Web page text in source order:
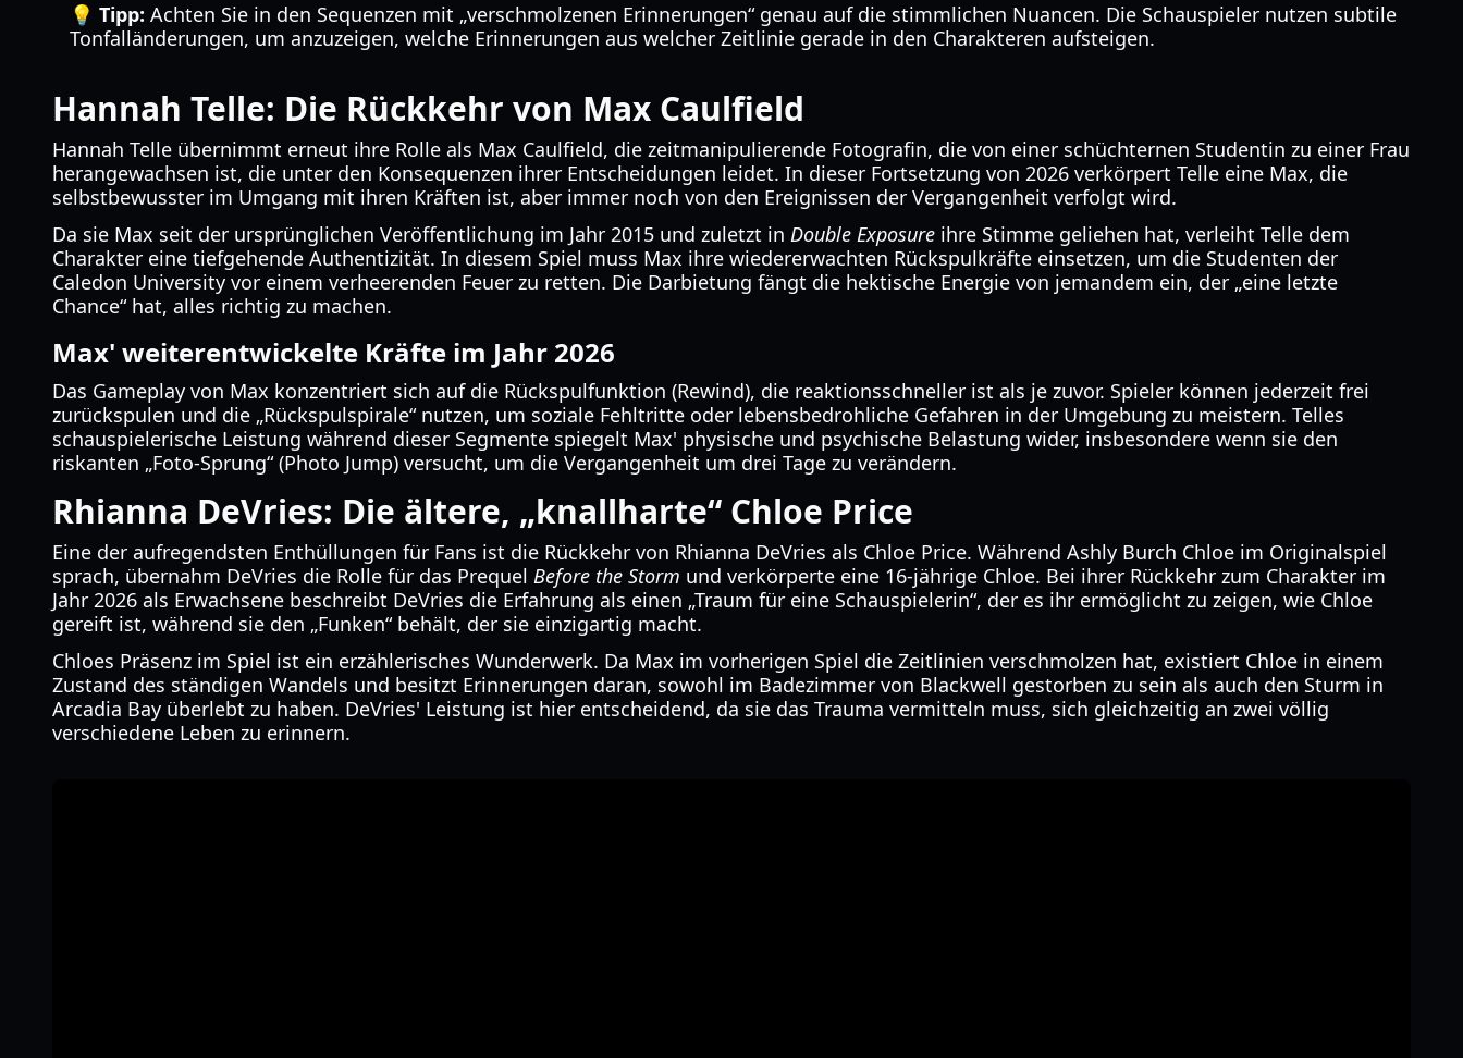
💡 Tipp: Achten Sie in den Sequenzen mit „verschmolzenen Erinnerungen“ genau auf die stimmlichen Nuancen. Die Schauspieler nutzen subtile
Tonfalländerungen, um anzuzeigen, welche Erinnerungen aus welcher Zeitlinie gerade in den Charakteren aufsteigen.
Hannah Telle: Die Rückkehr von Max Caulfield
Hannah Telle übernimmt erneut ihre Rolle als Max Caulfield, die zeitmanipulierende Fotografin, die von einer schüchternen Studentin zu einer Frau
herangewachsen ist, die unter den Konsequenzen ihrer Entscheidungen leidet. In dieser Fortsetzung von 2026 verkörpert Telle eine Max, die
selbstbewusster im Umgang mit ihren Kräften ist, aber immer noch von den Ereignissen der Vergangenheit verfolgt wird.
Da sie Max seit der ursprünglichen Veröffentlichung im Jahr 2015 und zuletzt in Double Exposure ihre Stimme geliehen hat, verleiht Telle dem
Charakter eine tiefgehende Authentizität. In diesem Spiel muss Max ihre wiedererwachten Rückspulkräfte einsetzen, um die Studenten der
Caledon University vor einem verheerenden Feuer zu retten. Die Darbietung fängt die hektische Energie von jemandem ein, der „eine letzte
Chance“ hat, alles richtig zu machen.
Max' weiterentwickelte Kräfte im Jahr 2026
Das Gameplay von Max konzentriert sich auf die Rückspulfunktion (Rewind), die reaktionsschneller ist als je zuvor. Spieler können jederzeit frei
zurückspulen und die „Rückspulspirale“ nutzen, um soziale Fehltritte oder lebensbedrohliche Gefahren in der Umgebung zu meistern. Telles
schauspielerische Leistung während dieser Segmente spiegelt Max' physische und psychische Belastung wider, insbesondere wenn sie den
riskanten „Foto-Sprung“ (Photo Jump) versucht, um die Vergangenheit um drei Tage zu verändern.
Rhianna DeVries: Die ältere, „knallharte“ Chloe Price
Eine der aufregendsten Enthüllungen für Fans ist die Rückkehr von Rhianna DeVries als Chloe Price. Während Ashly Burch Chloe im Originalspiel
sprach, übernahm DeVries die Rolle für das Prequel Before the Storm und verkörperte eine 16-jährige Chloe. Bei ihrer Rückkehr zum Charakter im
Jahr 2026 als Erwachsene beschreibt DeVries die Erfahrung als einen „Traum für eine Schauspielerin“, der es ihr ermöglicht zu zeigen, wie Chloe
gereift ist, während sie den „Funken“ behält, der sie einzigartig macht.
Chloes Präsenz im Spiel ist ein erzählerisches Wunderwerk. Da Max im vorherigen Spiel die Zeitlinien verschmolzen hat, existiert Chloe in einem
Zustand des ständigen Wandels und besitzt Erinnerungen daran, sowohl im Badezimmer von Blackwell gestorben zu sein als auch den Sturm in
Arcadia Bay überlebt zu haben. DeVries' Leistung ist hier entscheidend, da sie das Trauma vermitteln muss, sich gleichzeitig an zwei völlig
verschiedene Leben zu erinnern.